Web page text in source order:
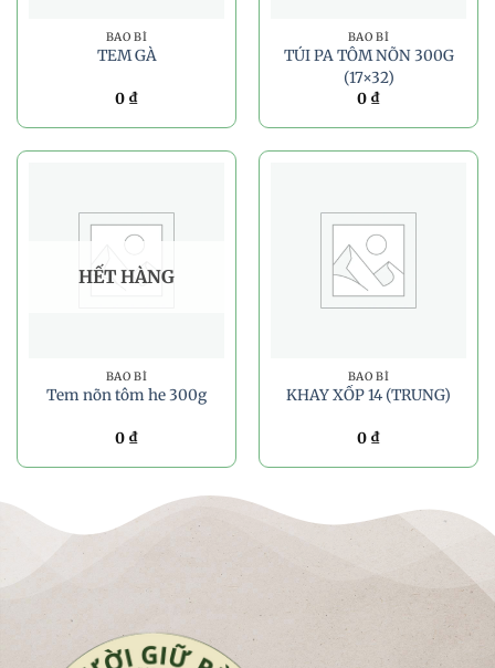
BAO BÌ
TEM GÀ
0 ₫
BAO BÌ
TÚI PA TÔM NÕN 300G
(17×32)
0 ₫
HẾT HÀNG
BAO BÌ
Tem nõn tôm he 300g
0 ₫
BAO BÌ
KHAY XỐP 14 (TRUNG)
0 ₫